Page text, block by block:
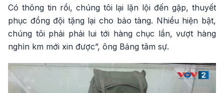
Có thông tin rồi, chúng tôi lại lặn lội đến gặp, thuyết
phục đồng đội tặng lại cho bảo tàng. Nhiều hiện bật,
chúng tôi phải phải lui tới hàng chục lần, vượt hàng
nghìn km mới xin được”, ông Bảng tâm sự.